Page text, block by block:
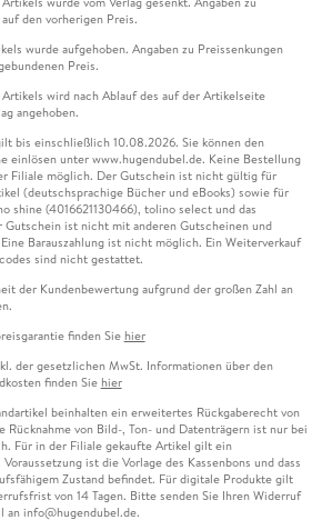
den vorherigen Preis.
wurde aufgehoben. Angaben zu Preissenkungen
Preis.
wird nach Ablauf des auf der Artikelseite
angehoben.
bis einschließlich 10.08.2026. Sie können den
einlösen unter www.hugendubel.de. Keine Bestellung
Filiale möglich. Der Gutschein ist nicht gültig für
(deutschsprachige Bücher und eBooks) sowie für
shine (4016621130466), tolino select und das
Gutschein ist nicht mit anderen Gutscheinen und
Barauszahlung ist nicht möglich. Ein Weiterverkauf
sind nicht gestattet.
der Kundenbewertung aufgrund der großen Zahl an
finden Sie hier
der gesetzlichen MwSt. Informationen über den
finden Sie hier
beinhalten ein erweitertes Rückgaberecht von
Rücknahme von Bild-, Ton- und Datenträgern ist nur bei
Für in der Filiale gekaufte Artikel gilt ein
ist die Vorlage des Kassenbons und dass
Zustand befindet. Für digitale Produkte gilt
von 14 Tagen. Bitte senden Sie Ihren Widerruf
an info@hugendubel.de.